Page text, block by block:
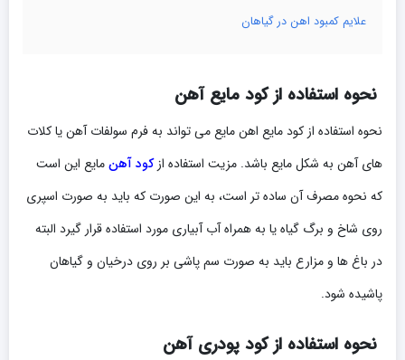
علایم کمبود اهن در گیاهان
نحوه استفاده از کود مایع آهن
نحوه استفاده از کود مایع اهن مایع می تواند به فرم سولفات آهن یا کلات
های آهن به شکل مایع باشد. مزیت استفاده ازکود آهنمایع این است
که نحوه مصرف آن ساده تر است، به این صورت که باید به صورت اسپری
روی شاخ و برگ گیاه یا به همراه آب آبیاری مورد استفاده قرار گیرد البته
در باغ ها و مزارع باید به صورت سم پاشی بر روی درخیان و گیاهان
پاشیده شود.
نحوه استفاده از کود پودری آهن